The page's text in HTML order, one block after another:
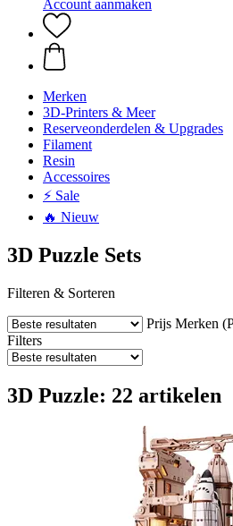
Account aanmaken
Merken
3D-Printers & Meer
Reserveonderdelen & Upgrades
Filament
Resin
Accessoires
⚡ Sale
🔥 Nieuw
3D Puzzle Sets
Filteren & Sorteren
Prijs Merken
Filters
3D Puzzle: 22 artikelen